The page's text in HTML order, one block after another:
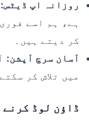
روزانہ اپ ڈیٹس:
ہے، ہم اسے
کر دیتے ہیں۔
آسان سرچ آپشن:
میں تلاش کر
ڈاؤن لوڈ کرنے